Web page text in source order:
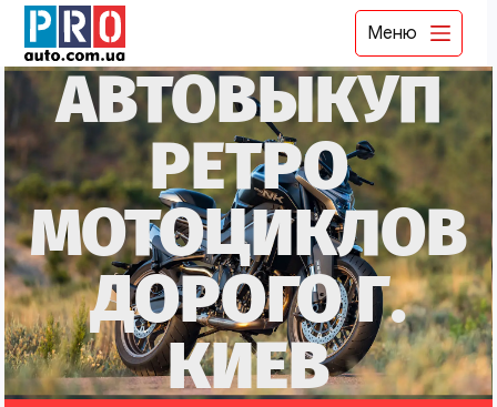
Меню
АВТОВЫКУП
РЕТРО
МОТОЦИКЛОВ
ДОРОГО Г.
КИЕВ